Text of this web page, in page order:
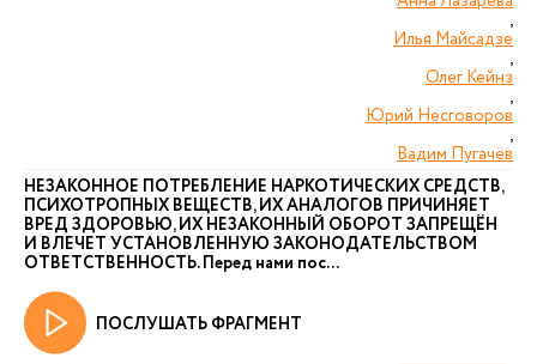
,
Илья Майсадзе
,
Олег Кейнз
,
Юрий Несговоров
,
Вадим Пугачёв
НЕЗАКОННОЕ ПОТРЕБЛЕНИЕ НАРКОТИЧЕСКИХ СРЕДСТВ,
ПСИХОТРОПНЫХ ВЕЩЕСТВ, ИХ АНАЛОГОВ ПРИЧИНЯЕТ
ВРЕД ЗДОРОВЬЮ, ИХ НЕЗАКОННЫЙ ОБОРОТ ЗАПРЕЩЁН
И ВЛЕЧЕТ УСТАНОВЛЕННУЮ ЗАКОНОДАТЕЛЬСТВОМ
ОТВЕТСТВЕННОСТЬ. Перед нами пос...
ПОСЛУШАТЬ ФРАГМЕНТ